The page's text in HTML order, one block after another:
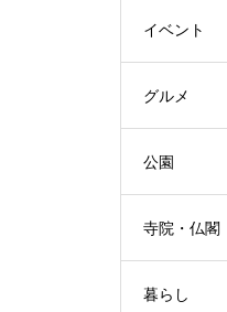
イベント
グルメ
公園
寺院・仏閣
暮らし